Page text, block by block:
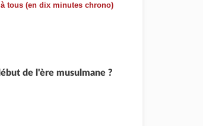
tous (en dix minutes chrono)
de l'ère musulmane ?